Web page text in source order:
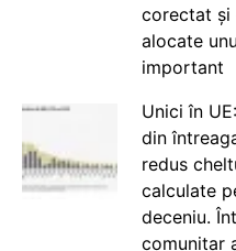
corectat și
alocate
important
Unici în
din
redus
calculate
deceniu.
comunitar